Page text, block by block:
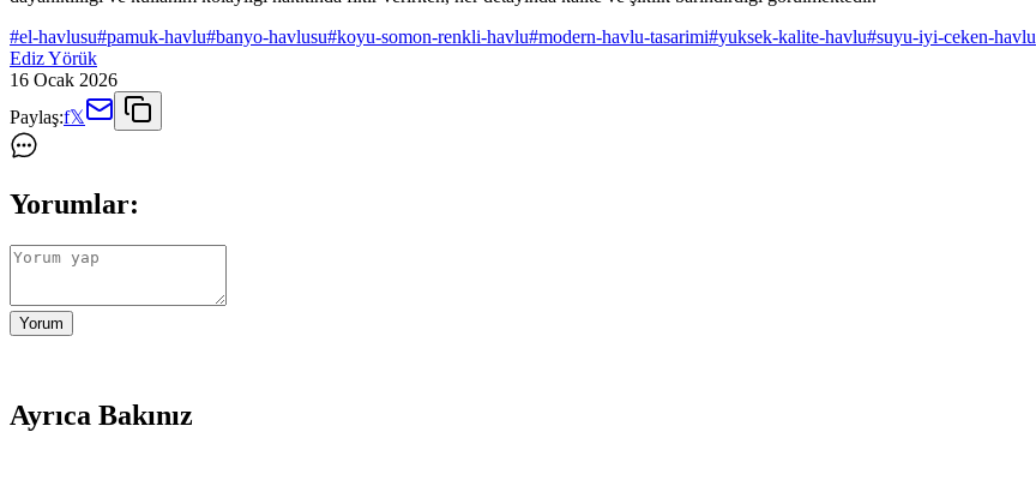
#el-havlusu#pamuk-havlu#banyo-havlusu#koyu-somon-renkli-havlu#modern-havlu-tasarimi#yuksek-kalite-havlu#suyu-iyi-ceken-havlu
Ediz Yörük
16 Ocak 2026
Paylaş:f𝕏
Yorumlar:
Yorum
Ayrıca Bakınız